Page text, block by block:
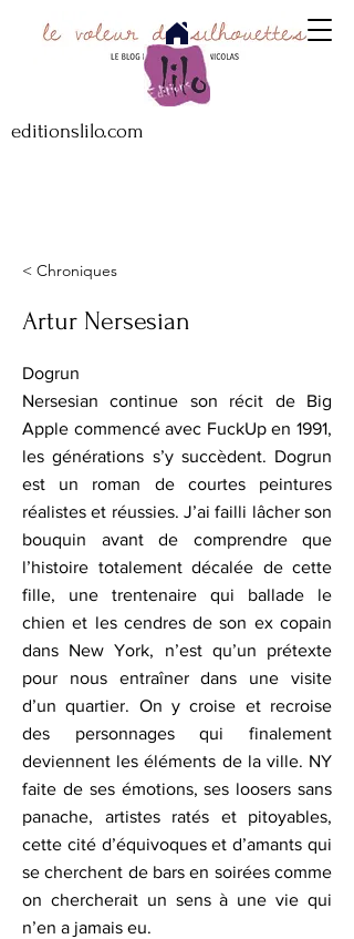
editionslilo.com
< Chroniques
Artur Nersesian
Dogrun
Nersesian continue son récit de Big
Apple commencé avec FuckUp en 1991,
les générations s’y succèdent. Dogrun
est un roman de courtes peintures
réalistes et réussies. J’ai failli lâcher son
bouquin avant de comprendre que
l’histoire totalement décalée de cette
fille, une trentenaire qui ballade le
chien et les cendres de son ex copain
dans New York, n’est qu’un prétexte
pour nous entraîner dans une visite
d’un quartier. On y croise et recroise
des personnages qui finalement
deviennent les éléments de la ville. NY
faite de ses émotions, ses loosers sans
panache, artistes ratés et pitoyables,
cette cité d’équivoques et d’amants qui
se cherchent de bars en soirées comme
on chercherait un sens à une vie qui
n’en a jamais eu.